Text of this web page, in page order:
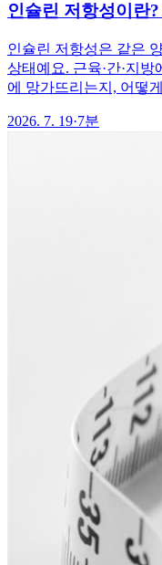
인슐린 저항성이란
인슐린 저항성은 같은
상태예요. 근육·간·지
에 망가뜨리는지, 어떻
2026. 7. 19·7분